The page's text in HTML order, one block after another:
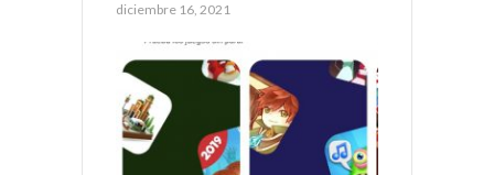
diciembre 16, 2021